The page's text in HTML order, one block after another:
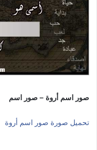
صور اسم أروة – صور اسم
تحميل صورة صور اسم أروة